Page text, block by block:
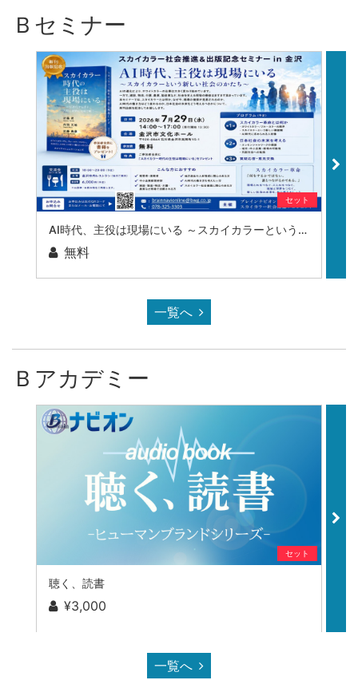
Ｂセミナー
セット
AI時代、主役は現場にいる ～スカイカラーという新しい社会のかたち～
無料
一覧へ
Ｂアカデミー
セット
聴く、読書
¥3,000
一覧へ